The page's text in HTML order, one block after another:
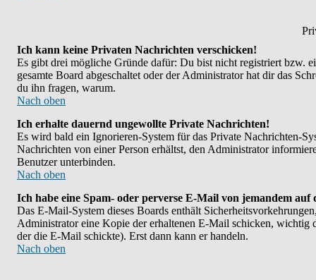
Ich kann keine Privaten Nachrichten verschicken!
Es gibt drei mögliche Gründe dafür: Du bist nicht registriert bzw.
gesamte Board abgeschaltet oder der Administrator hat dir das
du ihn fragen, warum.
Nach oben
Ich erhalte dauernd ungewollte Private Nachrichten!
Es wird bald ein Ignorieren-System für das Private Nachrichten-
Nachrichten von einer Person erhältst, den Administrator
Benutzer unterbinden.
Nach oben
Ich habe eine Spam- oder perverse E-Mail von jemandem auf
Das E-Mail-System dieses Boards enthält
Administrator eine Kopie der erhaltenen E-Mail schicken, wichtig
der die E-Mail schickte). Erst dann kann er handeln.
Nach oben